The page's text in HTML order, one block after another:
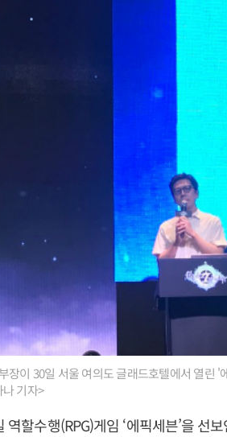
이 30일 서울 여의도 글래드호텔에서 열린 '
나 기자>
할수행(RPG)게임 ‘에픽세븐’을 선